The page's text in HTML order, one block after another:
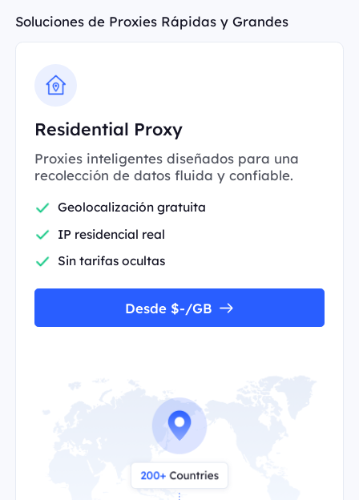
Soluciones de Proxies Rápidas y Grandes
Residential Proxy
Proxies inteligentes diseñados para una
recolección de datos fluida y confiable.
Geolocalización gratuita
IP residencial real
Sin tarifas ocultas
Desde $-/GB